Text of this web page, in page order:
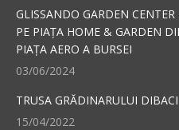
in
new
window
in
new
window
GLISSANDO GARDEN
PE PIAȚA HOME & GARDEN
PIAȚA AERO A BURSEI
03/06/2024
TRUSA GRĂDINARULUI DIBACI
15/04/2022